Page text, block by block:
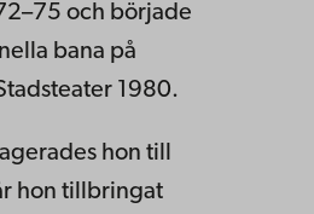
och började
bana på
1980.
hon till
hon tillbringat